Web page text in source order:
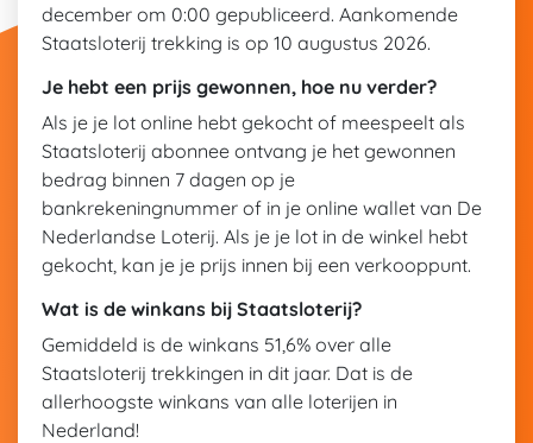
december om 0:00 gepubliceerd. Aankomende
Staatsloterij trekking is op 10 augustus 2026.
Je hebt een prijs gewonnen, hoe nu verder?
Als je je lot online hebt gekocht of meespeelt als
Staatsloterij abonnee ontvang je het gewonnen
bedrag binnen 7 dagen op je
bankrekeningnummer of in je online wallet van De
Nederlandse Loterij. Als je je lot in de winkel hebt
gekocht, kan je je prijs innen bij een verkooppunt.
Wat is de winkans bij Staatsloterij?
Gemiddeld is de winkans 51,6% over alle
Staatsloterij trekkingen in dit jaar. Dat is de
allerhoogste winkans van alle loterijen in
Nederland!